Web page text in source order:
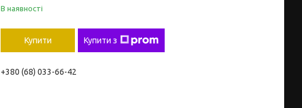
В наявності
Купити Купити з
+380 (68) 033-66-42